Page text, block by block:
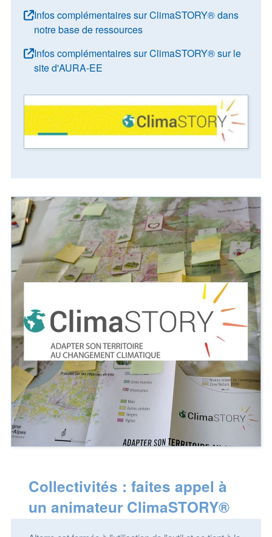
Infos complémentaires sur ClimaSTORY® dans
notre base de ressources
Infos complémentaires sur ClimaSTORY® sur le
site d'AURA-EE
Collectivités : faites appel à
un animateur ClimaSTORY®